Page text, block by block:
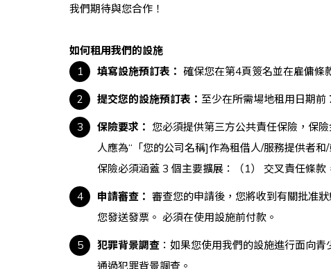
我們期待與您合作！
如何租用我們的設施
填寫設施預訂表： 確保您在第4頁簽名並在雇傭條
提交您的設施預訂表： 至少在所需場地租用日期前
保險要求： 您必須提供第三方公共責任保險，保
人應為“「您的公司名稱]作為租借人/服務提供者
保險必須涵蓋 3 個主要擴展：（1） 交叉責任條
申請審查： 審查您的申請後，您將收到有關批准
您發送發票。 必須在使用設施前付款。
犯罪背景調查 ：如果您使用我們的設施進行面向
通過犯罪背景調查。